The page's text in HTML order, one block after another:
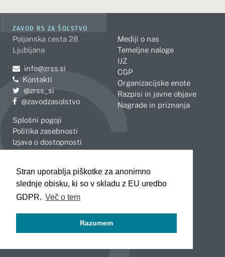
Stran uporablja piškotke za anonimno
slednje obisku, ki so v skladu z EU uredbo
GDPR. Več o tem
Razumem
ZAVOD RS ZA ŠOLSTVO
Poljanska cesta 28
Ljubljana
Pošljite e-mail na
info@zrss.si
Kontakti
Pojdite na Twitter:
@zrss_si
Pojdite na Facebook:
@zavodzasolstvo
Splošni pogoji
Politika zasebnosti
Izjava o dostopnosti
Mediji o nas
Temeljne naloge
IJZ
CGP
Organizacijske enote
Razpisi in javne objave
Nagrade in priznanja
Celje
Koper
Kranj
Novo mesto
Slovenj Gradec